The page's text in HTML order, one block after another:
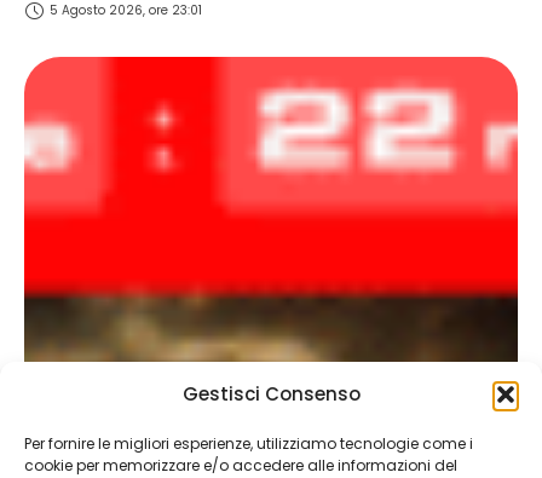
Gestisci Consenso
Per fornire le migliori esperienze, utilizziamo tecnologie come i
cookie per memorizzare e/o accedere alle informazioni del
Christian Eckerlin (18-8, 1 NC), affronterà l'ex campione David Kozma
settembre, nella …
5 Agosto 2026, ore 23:01